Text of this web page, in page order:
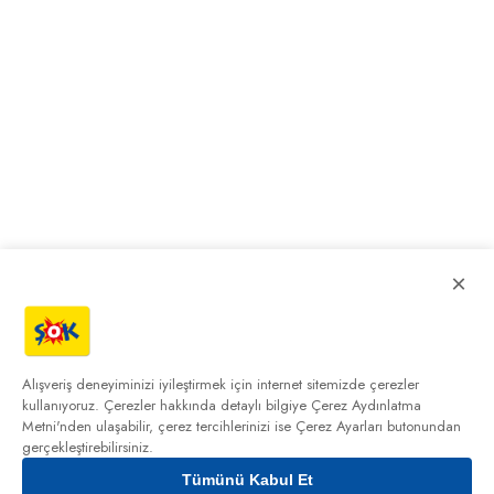
×
Alışveriş deneyiminizi iyileştirmek için internet sitemizde çerezler
kullanıyoruz. Çerezler hakkında detaylı bilgiye Çerez Aydınlatma
Metni'nden ulaşabilir, çerez tercihlerinizi ise Çerez Ayarları butonundan
gerçekleştirebilirsiniz.
Tümünü Kabul Et